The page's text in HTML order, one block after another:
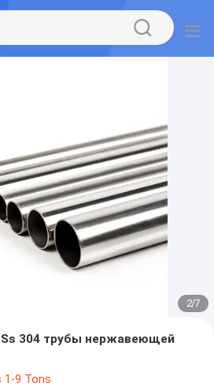
2/7
304 трубы нержавеющей
1-9 Tons